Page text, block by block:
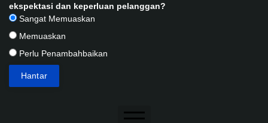
ekspektasi dan keperluan pelanggan?
Sangat Memuaskan
Memuaskan
Perlu Penambahbaikan